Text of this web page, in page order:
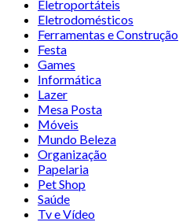
Eletroportáteis
Eletrodomésticos
Ferramentas e Construção
Festa
Games
Informática
Lazer
Mesa Posta
Móveis
Mundo Beleza
Organização
Papelaria
Pet Shop
Saúde
Tv e Vídeo